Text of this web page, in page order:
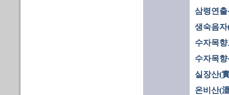
삼령연
생숙음
수자목
수자목
실장산(
온비산(